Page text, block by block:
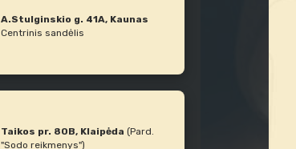
A.Stulginskio g. 41A, Kaunas
Centrinis sandėlis
Taikos pr. 80B, Klaipėda (Pard.
"Sodo reikmenys")